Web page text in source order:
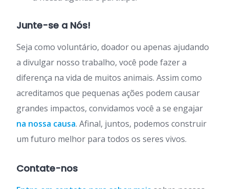
Junte-se a Nós!
Seja como voluntário, doador ou apenas ajudando
a divulgar nosso trabalho, você pode fazer a
diferença na vida de muitos animais. Assim como
acreditamos que pequenas ações podem causar
grandes impactos, convidamos você a se engajar
na nossa causa. Afinal, juntos, podemos construir
um futuro melhor para todos os seres vivos.
Contate-nos